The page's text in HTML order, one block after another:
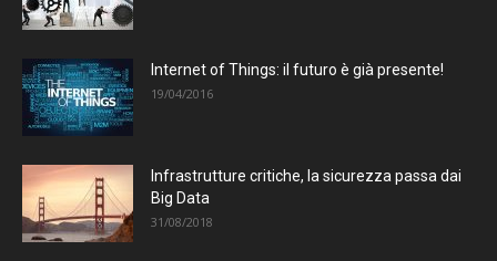
Internet of Things: il futuro è già presente!
19/04/2016
Infrastrutture critiche, la sicurezza passa dai
Big Data
31/08/2018